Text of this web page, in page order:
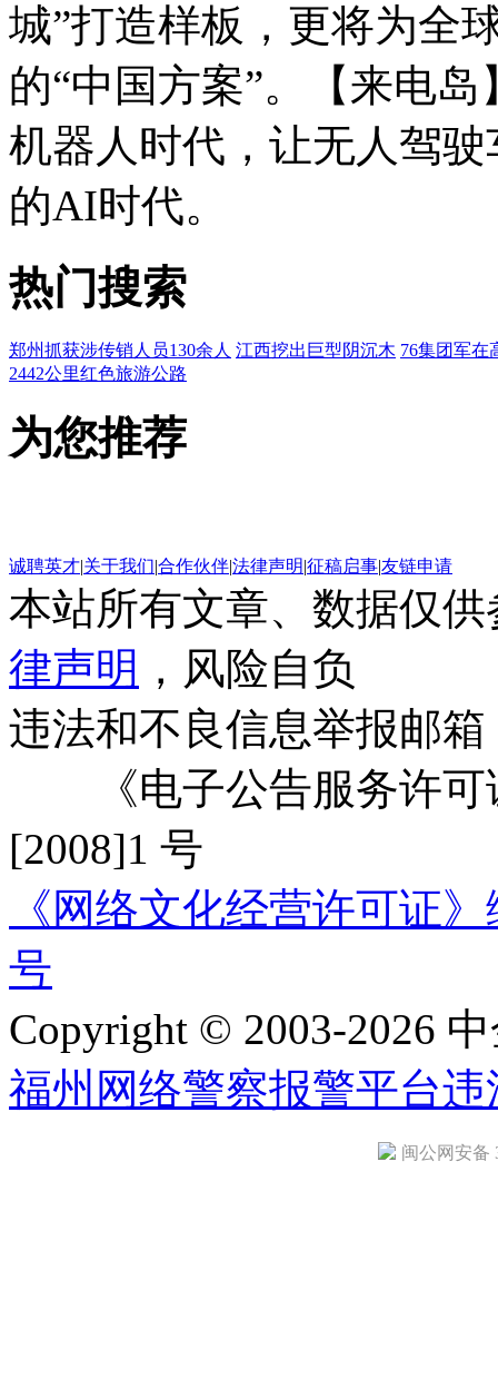
城”打造样板，更将为全
的“中国方案”。【来电
机器人时代，让无人驾
的AI时代。
热门搜索
郑州抓获涉传销人员130余人 江西挖出巨型阴沉木 76集团军在
2442公里红色旅游公路
为您推荐
诚聘英才|关于我们|合作伙伴|法律声明|征稿启事|友链申请
本站所有文章、数据仅
律声明 ，风险自负
违法和不良信息举报邮箱
《电子公告服务许可
[2008]1 号
《网络文化经营许可证
号
Copyright © 2003-2026
福州网络警察报警平台违
闽公网安备